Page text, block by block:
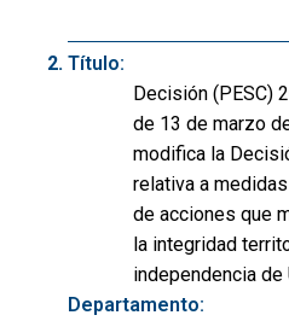
Título:
Decisión (PESC)
de 13 de marzo
modifica la
relativa a
de acciones que
la integridad
independencia de
Departamento: